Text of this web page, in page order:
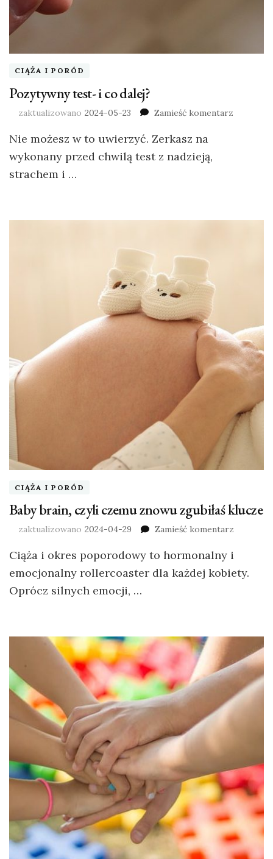
CIĄŻA I PORÓD
Pozytywny test- i co dalej?
zaktualizowano 2024-05-23 Zamieść komentarz
Nie możesz w to uwierzyć. Zerkasz na
wykonany przed chwilą test z nadzieją,
strachem i …
CIĄŻA I PORÓD
Baby brain, czyli czemu znowu zgubiłaś klucze
zaktualizowano 2024-04-29 Zamieść komentarz
Ciąża i okres poporodowy to hormonalny i
emocjonalny rollercoaster dla każdej kobiety.
Oprócz silnych emocji, …